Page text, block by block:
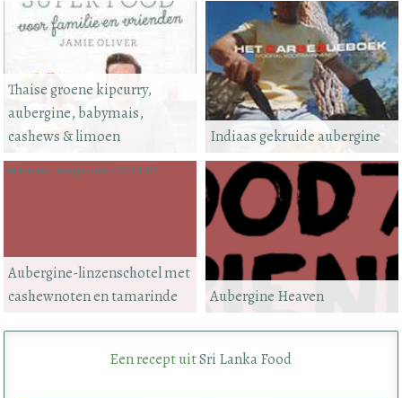
Indiaas gekruide aubergine
Thaise groene kipcurry,
aubergine, babymais,
cashews & limoen
Aubergine Heaven
Aubergine-linzenschotel met
cashewnoten en tamarinde
delicious. magazine - 2014-01
Een recept uitSri Lanka Food